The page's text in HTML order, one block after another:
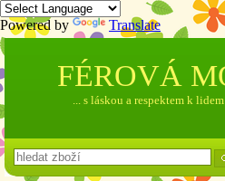
Powered by Translate
FÉROVÁ
... s láskou a respektem k